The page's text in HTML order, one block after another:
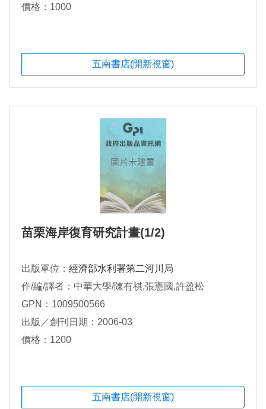
價格：1000
五南書店(開新視窗)
苗栗海岸復育研究計畫(1/2)
出版單位： 經濟部水利署第二河川局
作/編/譯者：中華大學/陳有祺,張憲國,許盈松
GPN：1009500566
出版／創刊日期：2006-03
價格：1200
五南書店(開新視窗)